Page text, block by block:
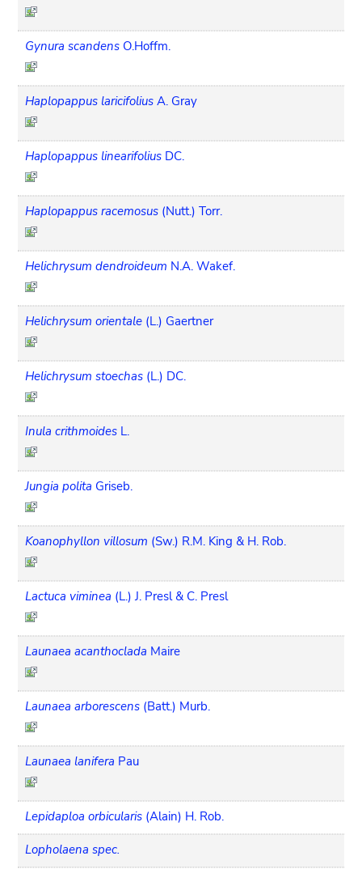
Gynura scandens O.Hoffm.
Haplopappus laricifolius A. Gray
Haplopappus linearifolius DC.
Haplopappus racemosus (Nutt.) Torr.
Helichrysum dendroideum N.A. Wakef.
Helichrysum orientale (L.) Gaertner
Helichrysum stoechas (L.) DC.
Inula crithmoides L.
Jungia polita Griseb.
Koanophyllon villosum (Sw.) R.M. King & H. Rob.
Lactuca viminea (L.) J. Presl & C. Presl
Launaea acanthoclada Maire
Launaea arborescens (Batt.) Murb.
Launaea lanifera Pau
Lepidaploa orbicularis (Alain) H. Rob.
Lopholaena spec.